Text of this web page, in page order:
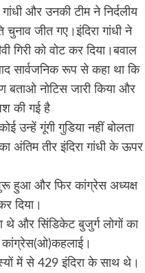
और उनकी टीम ने निर्दलीय
चुनाव जीत गए।इंदिरा गांधी ने
गिरी को वोट कर दिया।बवाल
सार्वजनिक रूप से कहा था कि
बताओ नोटिस जारी किया और
की गई है
उन्हें गूंगी गुडिया नहीं बोलता
तीर इंदिरा गांधी के ऊपर
शुरू हुआ और फिर कांग्रेस अध्यक्ष
दिया।
थे और सिंडिकेट बुजुर्ग लोगों का
कांग्रेस(ओ)कहलाई।
में से 429 इंदिरा के साथ थे।